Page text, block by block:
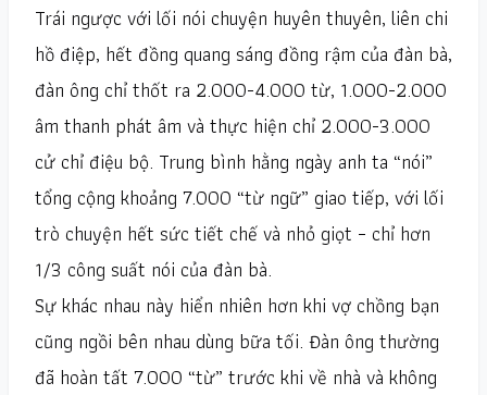
Trái ngược với lối nói chuyện huyên thuyên, liên chi
hồ điệp, hết đồng quang sáng đồng rậm của đàn bà,
đàn ông chỉ thốt ra 2.000-4.000 từ, 1.000-2.000
âm thanh phát âm và thực hiện chỉ 2.000-3.000
cử chỉ điệu bộ. Trung bình hằng ngày anh ta “nói”
tổng cộng khoảng 7.000 “từ ngữ” giao tiếp, với lối
trò chuyện hết sức tiết chế và nhỏ giọt – chỉ hơn
1/3 công suất nói của đàn bà.
Sự khác nhau này hiển nhiên hơn khi vợ chồng bạn
cũng ngồi bên nhau dùng bữa tối. Đàn ông thường
đã hoàn tất 7.000 “từ” trước khi về nhà và không